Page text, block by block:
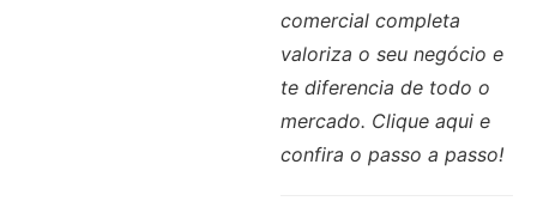
comercial completa
valoriza o seu negócio e
te diferencia de todo o
mercado. Clique aqui e
confira o passo a passo!